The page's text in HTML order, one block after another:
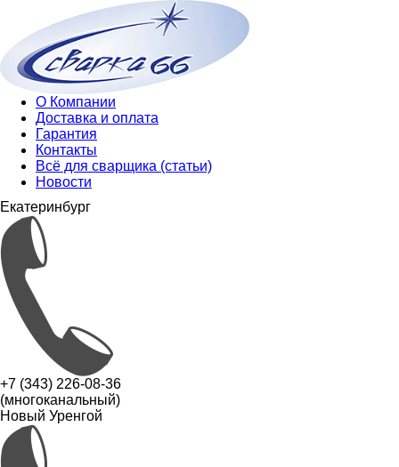
О Компании
Доставка и оплата
Гарантия
Контакты
Всё для сварщика (статьи)
Новости
Екатеринбург
+7 (343) 226-08-36
(многоканальный)
Новый Уренгой